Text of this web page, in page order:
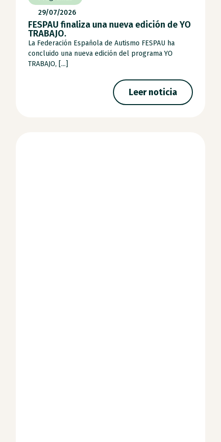
29/07/2026
FESPAU finaliza una nueva edición de YO
TRABAJO.
La Federación Española de Autismo FESPAU ha
concluido una nueva edición del programa YO
TRABAJO, [...]
Leer noticia